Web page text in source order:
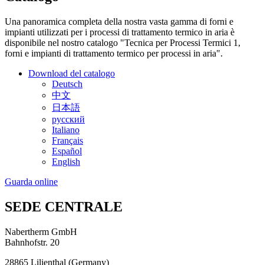
Una panoramica completa della nostra vasta gamma di forni e
impianti utilizzati per i processi di trattamento termico in aria è
disponibile nel nostro catalogo "Tecnica per Processi Termici 1,
forni e impianti di trattamento termico per processi in aria".
Download del catalogo
Deutsch
中文
日本語
русский
Italiano
Français
Español
English
Guarda online
SEDE CENTRALE
Nabertherm GmbH
Bahnhofstr. 20
28865 Lilienthal (Germany)